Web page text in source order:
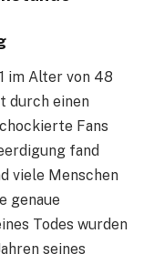
im Alter von 48
durch einen
Fans
fand
viele Menschen
genaue
Todes wurden
seines